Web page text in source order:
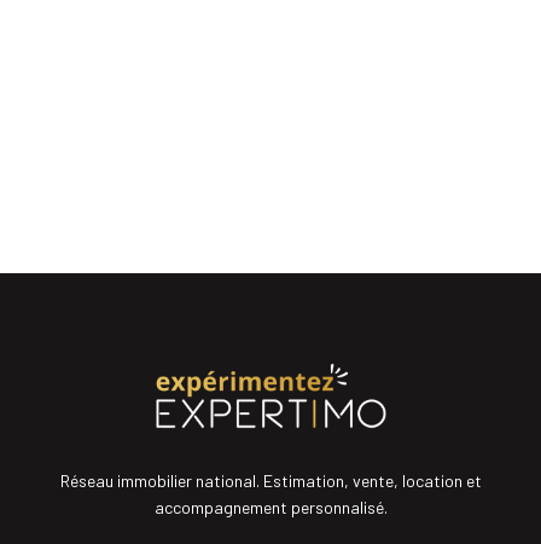
Réseau immobilier national. Estimation, vente, location et
accompagnement personnalisé.